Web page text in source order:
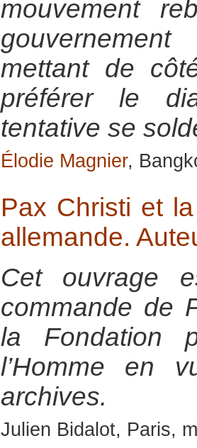
mouvement
mettant de
préférer le
tentative se
Élodie Magnier,
Pax Christi et
allemande.
Cet ouvrage
commande de
la Fondation
l’Homme en
archives.
Julien Bidalot, Paris,